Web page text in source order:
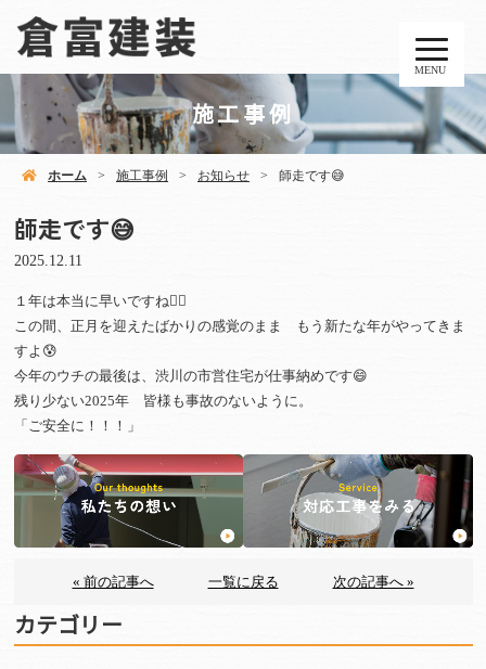
MENU
施工事例
ホーム 施工事例 お知らせ 師走です😅
師走です😅
2025.12.11
１年は本当に早いですね😶‍🌫️
この間、正月を迎えたばかりの感覚のまま もう新たな年がやってきま
すよ😰
今年のウチの最後は、渋川の市営住宅が仕事納めです😄
残り少ない2025年 皆様も事故のないように。
「ご安全に！！！」
« 前の記事へ 一覧に戻る 次の記事へ »
カテゴリー